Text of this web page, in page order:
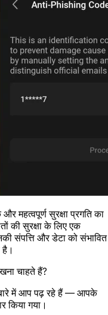
महत्वपूर्ण सुरक्षा प्रगति का
की सुरक्षा के लिए एक
संपत्ति और डेटा को संभावित
चाहते हैं?
में आप पढ़ रहे हैं — आपके
किया गया।